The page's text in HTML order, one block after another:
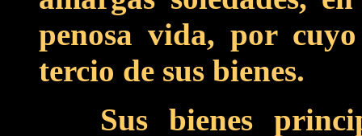
penosa vida, por
tercio de sus bienes.
Sus bienes